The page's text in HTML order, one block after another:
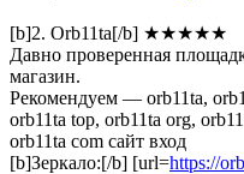
[b]2. Orb11ta[/b] ★★★★★
Давно проверенная
магазин.
Рекомендуем — orb11ta,
orb11ta top, orb11ta org,
orb11ta com сайт вход
[b]Зеркало:[/b] [url=https://